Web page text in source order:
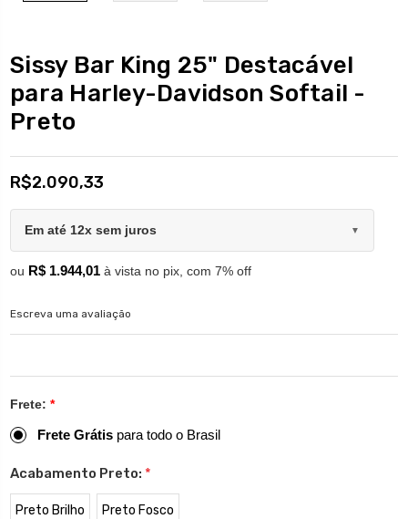
Sissy Bar King 25" Destacável
para Harley-Davidson Softail -
Preto
R$2.090,33
Em até 12x sem juros ▼
ou R$ 1.944,01 à vista no pix, com 7% off
Escreva uma avaliação
Frete: *
Frete Grátis para todo o Brasil
Acabamento Preto: *
Preto Brilho Preto Fosco